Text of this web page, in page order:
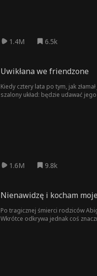
1.4M 6.5k
Uwikłana we friendzone
Kiedy cztery lata po tym, jak
szalony układ: będzie udawać
1.6M 9.8k
Nienawidzę i kocham
Po tragicznej śmierci rodziców
Wkrótce odkrywa jednak coś